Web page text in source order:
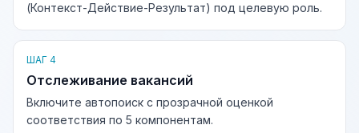
(Контекст-Действие-Результат) под целевую роль.
ШАГ 4
Отслеживание вакансий
Включите автопоиск с прозрачной оценкой
соответствия по 5 компонентам.